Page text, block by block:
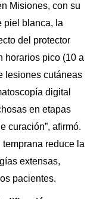
Misiones, con su
piel blanca, la
del protector
horarios pico (10 a
lesiones cutáneas
digital
en etapas
curación”, afirmó.
reduce la
extensas,
pacientes.